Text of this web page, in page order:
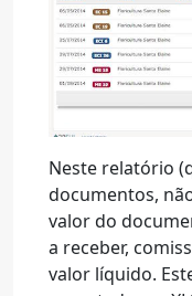
Neste relatório
documentos,
valor do
a receber,
valor líquido.